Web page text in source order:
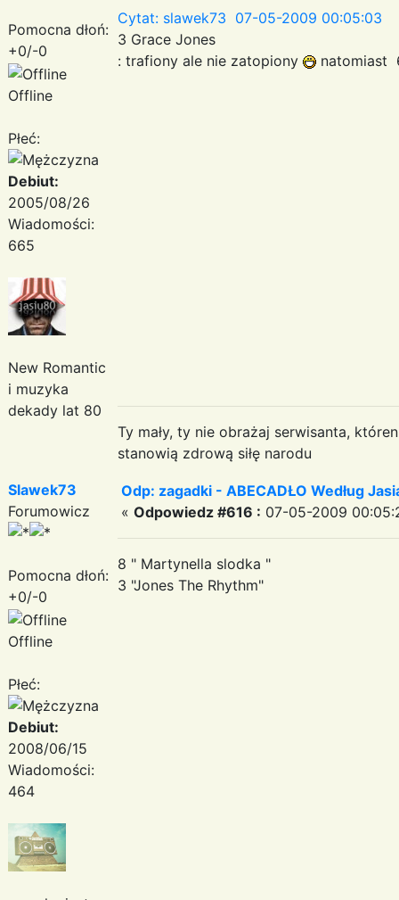
Pomocna dłoń:
+0/-0
Offline
Płeć:
Debiut:
2005/08/26
Wiadomości:
665
New Romantic
i muzyka
dekady lat 80
Cytat: slawek73 07-05-2009 00:05:03
3 Grace Jones
: trafiony ale nie zatopiony
natomiast
Ty mały, ty nie obrażaj serwisanta,
stanowią zdrową siłę narodu
Slawek73
Forumowicz
Pomocna dłoń:
+0/-0
Offline
Płeć:
Debiut:
2008/06/15
Wiadomości:
464
Odp: zagadki - ABECADŁO Według
« Odpowiedz #616 : 07-05-2009
8 " Martynella slodka "
3 "Jones The Rhythm"